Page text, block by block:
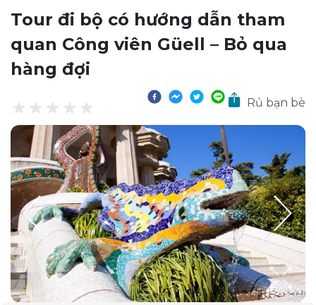
Tour đi bộ có hướng dẫn tham
quan Công viên Güell – Bỏ qua
hàng đợi
Rủ bạn bè